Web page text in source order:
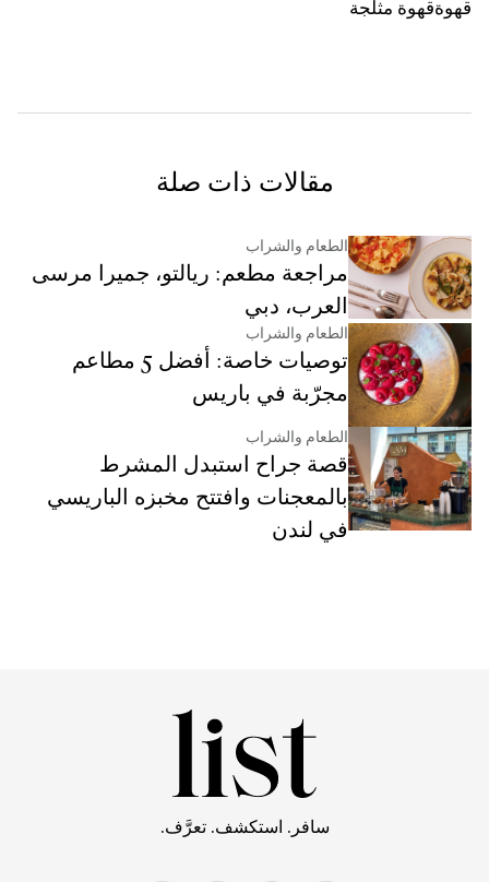
قهوةقهوة مثلجة
مقالات ذات صلة
الطعام والشراب
مراجعة مطعم: ريالتو، جميرا مرسى
العرب، دبي
الطعام والشراب
توصيات خاصة: أفضل 5 مطاعم
مجرّبة في باريس
الطعام والشراب
قصة جراح استبدل المشرط
بالمعجنات وافتتح مخبزه الباريسي
في لندن
سافر. استكشف. تعرَّف.